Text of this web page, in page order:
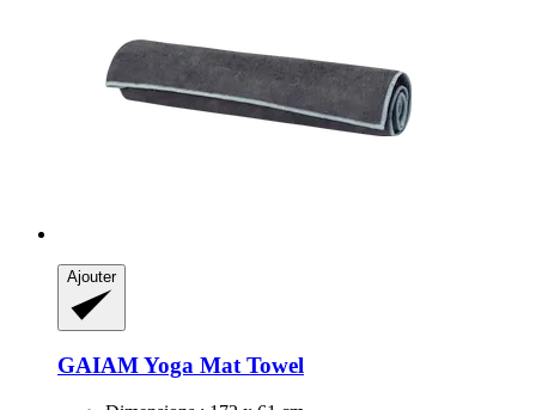
Ajouter
GAIAMYoga Mat Towel